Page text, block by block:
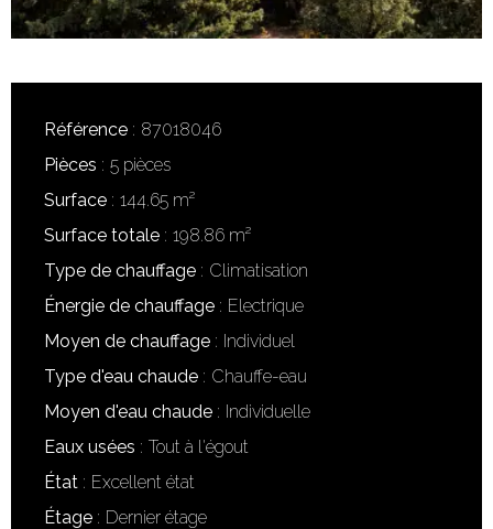
Référence
87018046
Pièces
5 pièces
Surface
144.65 m²
Surface totale
198.86 m²
Type de chauffage
Climatisation
Énergie de chauffage
Electrique
Moyen de chauffage
Individuel
Type d'eau chaude
Chauffe-eau
Moyen d'eau chaude
Individuelle
Eaux usées
Tout à l'égout
État
Excellent état
Étage
Dernier étage